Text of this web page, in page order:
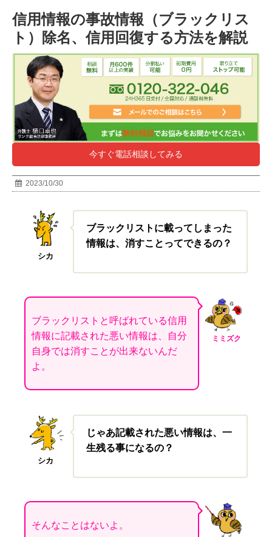
信用情報の事故情報（ブラックリス
ト）除名、信用回復する方法を解説
今すぐ電話相談してみる
2023/10/30
シカ
ブラックリストに載ってしまった
情報は、消すことってできるの？
ミミズク
ブラックリストと呼ばれている信用
情報に記載された悪い情報は、自分
自身では消すことが出来ないんだ
よ。
シカ
じゃあ記載された悪い情報は、一
生残る事になるの？
そんなことはないよ。